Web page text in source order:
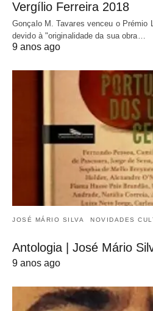
Vergílio Ferreira 2018
Gonçalo M. Tavares venceu o Prémio
devido à "originalidade da sua obra…
9 anos ago
JOSÉ MÁRIO SILVA NOVIDADES
Antologia | José Mário
9 anos ago